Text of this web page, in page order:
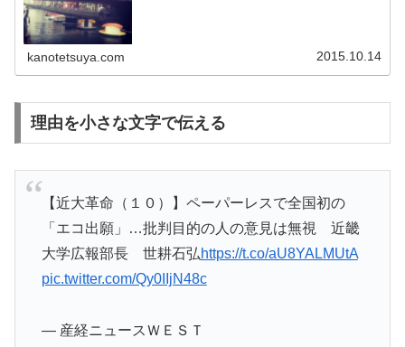
kanotetsuya.com 2015.10.14
理由を小さな文字で伝える
【近大革命（１０）】ペーパーレスで全国初の
「エコ出願」…批判目的の人の意見は無視 近畿
大学広報部長 世耕石弘https://t.co/aU8YALMUtA
pic.twitter.com/Qy0IIjN48c
— 産経ニュースＷＥＳＴ